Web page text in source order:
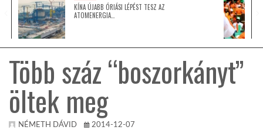
ÁZSIA
LATIN-AMERIKA
KÍNA ÚJABB ÓRIÁSI LÉPÉST TESZ AZ
ATOMENERGIA…
Több száz “boszorkányt”
öltek meg
NÉMETH DÁVID 2014-12-07